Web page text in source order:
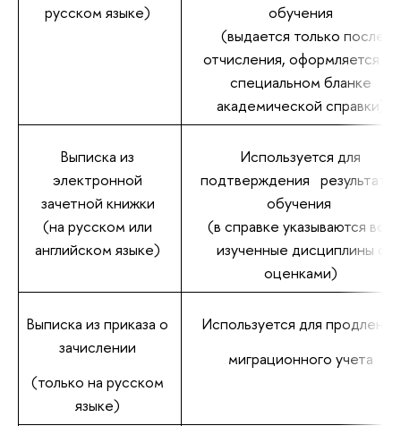
русском языке)
обучения
(выдается только после
отчисления, оформляется на
специальном бланке
академической справки)
ыписка из
электронной
зачетной книжки
(на русском или
английском языке)
Используется для
подтверждения результато
обучения
(в справке указываются все
изученные дисциплины с
оценками)
ыписка из приказа о
зачислении
(только на русском
языке)
Используется для продления
миграционного учета